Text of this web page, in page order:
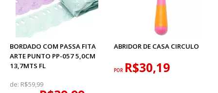
BORDADO COM PASSA FITA
ARTE PUNTO PP-057 5,0CM
13,7MTS FL
de: R$59,99
ABRIDOR DE CASA CIRCULO
POR R$30,19